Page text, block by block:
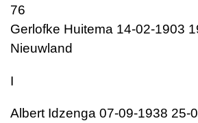
76
Gerlofke Huitema 14-02-1903
Nieuwland
I
Albert Idzenga 07-09-1938 25-